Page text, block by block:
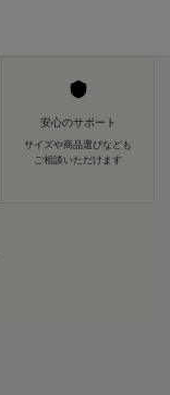
安心のサポート
サイズや商品選びなども
ご相談いただけます